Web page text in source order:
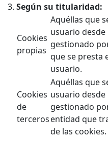
Según su titularidad:
Cookies
propias
Aquéllas que
usuario
gestionado
que se presta
usuario.
Cookies
de
terceros
Aquéllas que
usuario
gestionado
entidad que
de las cookies.